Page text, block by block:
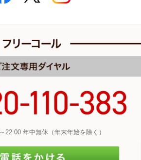
22:00 年中無休（年末年始を除く）